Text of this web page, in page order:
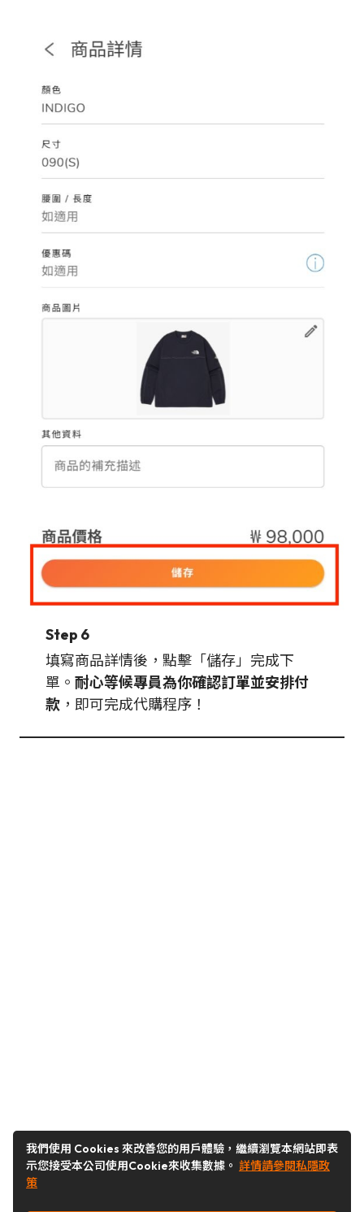
Step 6
填寫商品詳情後，點擊「儲存」完成下
單。 耐心等候專員為你確認訂單並安排付
款 ，即可完成代購程序！
我們使用 Cookies 來改善您的用戶體驗，繼續瀏覽本網站即表
示您接受本公司使用Cookie來收集數據。 詳情請參閱私隱政
策